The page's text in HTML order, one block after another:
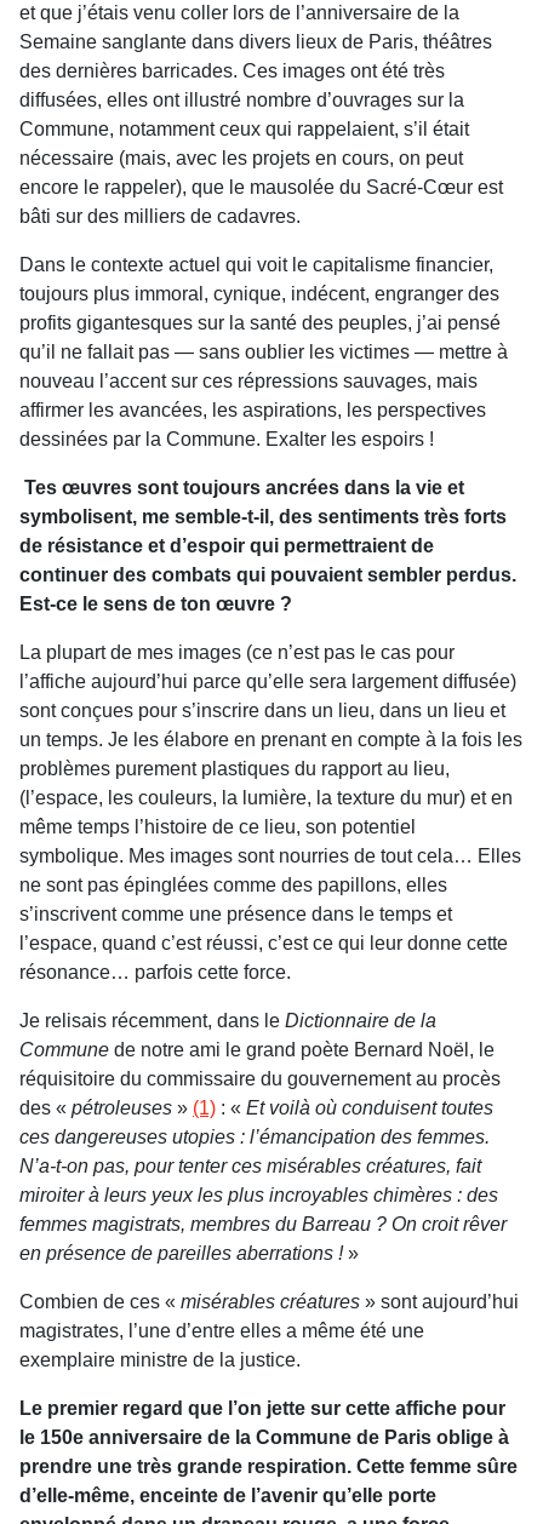
et que j’étais venu coller lors de l’anniversaire de la
Semaine sanglante dans divers lieux de Paris, théâtres
des dernières barricades. Ces images ont été très
diffusées, elles ont illustré nombre d’ouvrages sur la
Commune, notamment ceux qui rappelaient, s’il était
nécessaire (mais, avec les projets en cours, on peut
encore le rappeler), que le mausolée du Sacré-Cœur est
bâti sur des milliers de cadavres.
Dans le contexte actuel qui voit le capitalisme financier,
toujours plus immoral, cynique, indécent, engranger des
profits gigantesques sur la santé des peuples, j’ai pensé
qu’il ne fallait pas — sans oublier les victimes — mettre à
nouveau l’accent sur ces répressions sauvages, mais
affirmer les avancées, les aspirations, les perspectives
dessinées par la Commune. Exalter les espoirs !
Tes œuvres sont toujours ancrées dans la vie et
symbolisent, me semble-t-il, des sentiments très forts
de résistance et d’espoir qui permettraient de
continuer des combats qui pouvaient sembler perdus.
Est-ce le sens de ton œuvre ?
La plupart de mes images (ce n’est pas le cas pour
l’affiche aujourd’hui parce qu’elle sera largement diffusée)
sont conçues pour s’inscrire dans un lieu, dans un lieu et
un temps. Je les élabore en prenant en compte à la fois les
problèmes purement plastiques du rapport au lieu,
(l’espace, les couleurs, la lumière, la texture du mur) et en
même temps l’histoire de ce lieu, son potentiel
symbolique. Mes images sont nourries de tout cela… Elles
ne sont pas épinglées comme des papillons, elles
s’inscrivent comme une présence dans le temps et
l’espace, quand c’est réussi, c’est ce qui leur donne cette
résonance… parfois cette force.
Je relisais récemment, dans le Dictionnaire de la
Commune de notre ami le grand poète Bernard Noël, le
réquisitoire du commissaire du gouvernement au procès
des « pétroleuses » (1) : « Et voilà où conduisent toutes
ces dangereuses utopies : l’émancipation des femmes.
N’a-t-on pas, pour tenter ces misérables créatures, fait
miroiter à leurs yeux les plus incroyables chimères : des
femmes magistrats, membres du Barreau ? On croit rêver
en présence de pareilles aberrations !»
Combien de ces « misérables créatures » sont aujourd’hui
magistrates, l’une d’entre elles a même été une
exemplaire ministre de la justice.
Le premier regard que l’on jette sur cette affiche pour
le 150e anniversaire de la Commune de Paris oblige à
prendre une très grande respiration. Cette femme sûre
d’elle-même, enceinte de l’avenir qu’elle porte